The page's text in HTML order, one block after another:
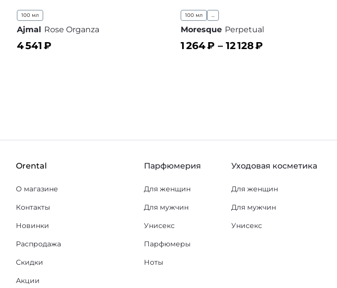
100 мл
Ajmal Rose Organza
4 541₽
100 мл ...
Moresque Perpetual
1 264₽ – 12 128₽
Orental
О магазине
Контакты
Новинки
Распродажа
Скидки
Акции
Парфюмерия
Для женщин
Для мужчин
Унисекс
Парфюмеры
Ноты
Уходовая косметика
Для женщин
Для мужчин
Унисекс